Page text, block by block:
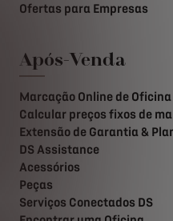
Ofertas para Empresas
Após-Venda
Marcação Online de Oficina
Calcular preços fixos de
Extensão de Garantia &
DS Assistance
Acessórios
Peças
Serviços Conectados DS